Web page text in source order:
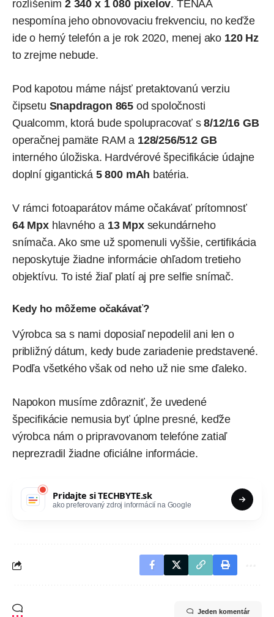
rozlíšením2 340 x 1 080 pixelov. TENAA
nespomína jeho obnovovaciu frekvenciu, no keďže
ide o herný telefón a je rok 2020, menej ako 120 Hz
to zrejme nebude.
Pod kapotou máme nájsť pretaktovanú verziu
čipsetu Snapdragon 865 od spoločnosti
Qualcomm, ktorá bude spolupracovať s8/12/16 GB
operačnej pamäte RAM a 128/256/512 GB
interného úložiska. Hardvérové špecifikácie údajne
doplní gigantická 5 800 mAh batéria.
V rámci fotoaparátov máme očakávať prítomnosť
64 Mpxhlavného a 13 Mpxsekundárneho
snímača. Ako sme už spomenuli vyššie, certifikácia
neposkytuje žiadne informácie ohľadom tretieho
objektívu. To isté žiaľ platí aj pre selfie snímač.
Kedy ho môžeme očakávať?
Výrobca sa s nami doposiaľ nepodelil ani len o
približný dátum, kedy bude zariadenie predstavené.
Podľa všetkého však od neho už nie sme ďaleko.
Napokon musíme zdôrazniť, že uvedené
špecifikácie nemusia byť úplne presné, keďže
výrobca nám o pripravovanom telefóne zatiaľ
neprezradil žiadne oficiálne informácie.
Pridajte siTECHBYTE.sk
ako preferovaný zdroj informácií na Google
Jeden komentár